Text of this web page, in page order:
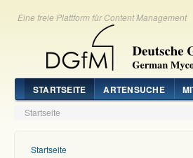
Eine freie Plattform für Content Management
STARTSEITE ARTENSUCHE
Startseite
Startseite